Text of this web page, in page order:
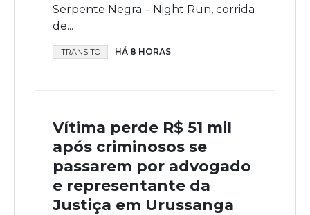
Serpente Negra – Night Run, corrida
de...
TRÂNSITO HÁ 8 HORAS
Vítima perde R$ 51 mil
após criminosos se
passarem por advogado
e representante da
Justiça em Urussanga